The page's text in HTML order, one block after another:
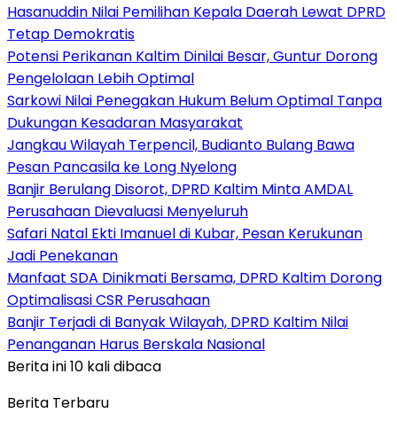
Hasanuddin Nilai Pemilihan Kepala Daerah Lewat DPRD
Tetap Demokratis
Potensi Perikanan Kaltim Dinilai Besar, Guntur Dorong
Pengelolaan Lebih Optimal
Sarkowi Nilai Penegakan Hukum Belum Optimal Tanpa
Dukungan Kesadaran Masyarakat
Jangkau Wilayah Terpencil, Budianto Bulang Bawa
Pesan Pancasila ke Long Nyelong
Banjir Berulang Disorot, DPRD Kaltim Minta AMDAL
Perusahaan Dievaluasi Menyeluruh
Safari Natal Ekti Imanuel di Kubar, Pesan Kerukunan
Jadi Penekanan
Manfaat SDA Dinikmati Bersama, DPRD Kaltim Dorong
Optimalisasi CSR Perusahaan
Banjir Terjadi di Banyak Wilayah, DPRD Kaltim Nilai
Penanganan Harus Berskala Nasional
Berita ini 10 kali dibaca
Berita Terbaru